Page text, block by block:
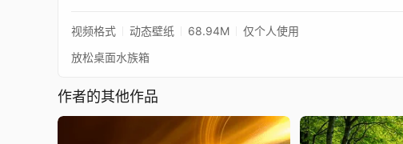
视频格式 动态壁纸 68.94M 仅个人使用
放松桌面水族箱
作者的其他作品